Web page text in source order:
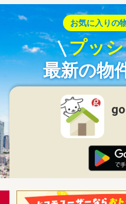
お気に入りの
プッ
最新の物